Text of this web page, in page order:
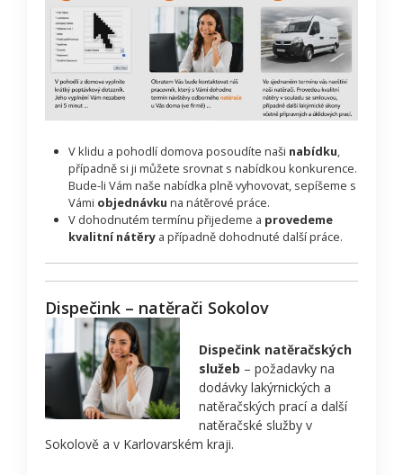
V klidu a pohodlí domova posoudíte naši nabídku,
případně si ji můžete srovnat s nabídkou konkurence.
Bude-li Vám naše nabídka plně vyhovovat, sepíšeme s
Vámi objednávku na nátěrové práce.
V dohodnutém termínu přijedeme a provedeme
kvalitní nátěrya případně dohodnuté další práce.
Dispečink – natěrači Sokolov
Dispečink natěračských
služeb – požadavky na
dodávky lakýrnických a
natěračských prací a další
natěračské služby v
Sokolově a v Karlovarském kraji.